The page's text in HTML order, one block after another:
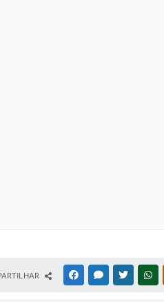
FACEBOOKMESSENGER
TWITTER